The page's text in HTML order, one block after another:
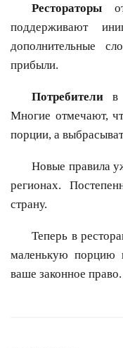
Рестораторы
поддерживают
дополнительные
прибыли.
Потребители в
Многие отмечают,
порции, а
Новые правила
регионах.
страну.
Теперь в
маленькую порцию
ваше законное право.